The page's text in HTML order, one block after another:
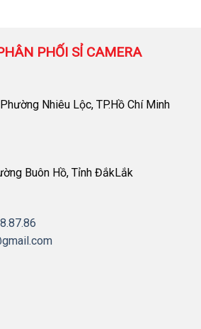
PHỐI SỈ CAMERA
Nhiêu Lộc, TP.Hồ Chí Minh
Buôn Hồ, Tỉnh ĐắkLắk